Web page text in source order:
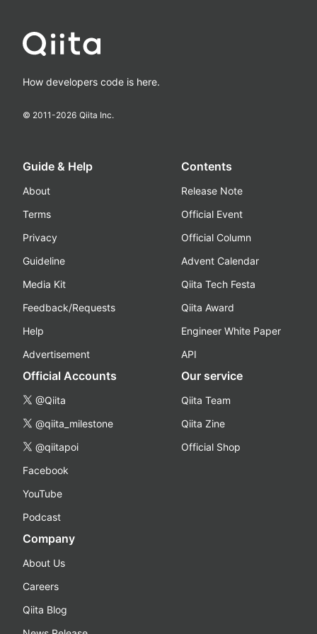
How developers code is here.
© 2011-2026 Qiita Inc.
Guide & Help
About
Terms
Privacy
Guideline
Media Kit
Feedback/Requests
Help
Advertisement
Contents
Release Note
Official Event
Official Column
Advent Calendar
Qiita Tech Festa
Qiita Award
Engineer White Paper
API
Official Accounts
@Qiita
@qiita_milestone
@qiitapoi
Facebook
YouTube
Podcast
Our service
Qiita Team
Qiita Zine
Official Shop
Company
About Us
Careers
Qiita Blog